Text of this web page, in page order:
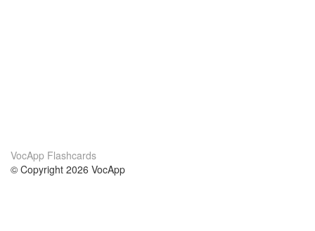
VocApp Flashcards
© Copyright 2026 VocApp